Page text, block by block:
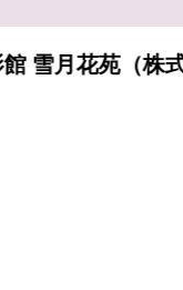
苑（株式会社弥